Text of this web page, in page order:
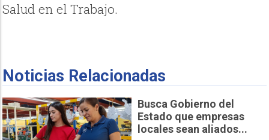
Salud en el Trabajo.
Noticias Relacionadas
Busca Gobierno del
Estado que empresas
locales sean aliados...